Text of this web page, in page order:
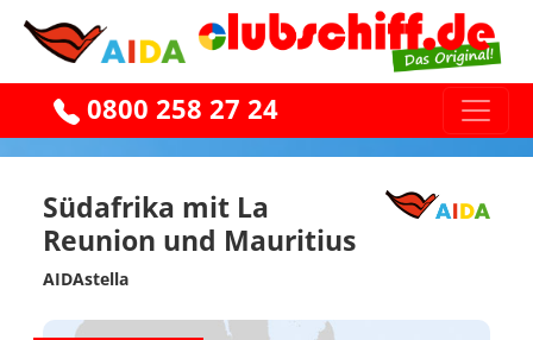
0800 258 27 24
Südafrika mit La
Reunion und Mauritius
AIDAstella